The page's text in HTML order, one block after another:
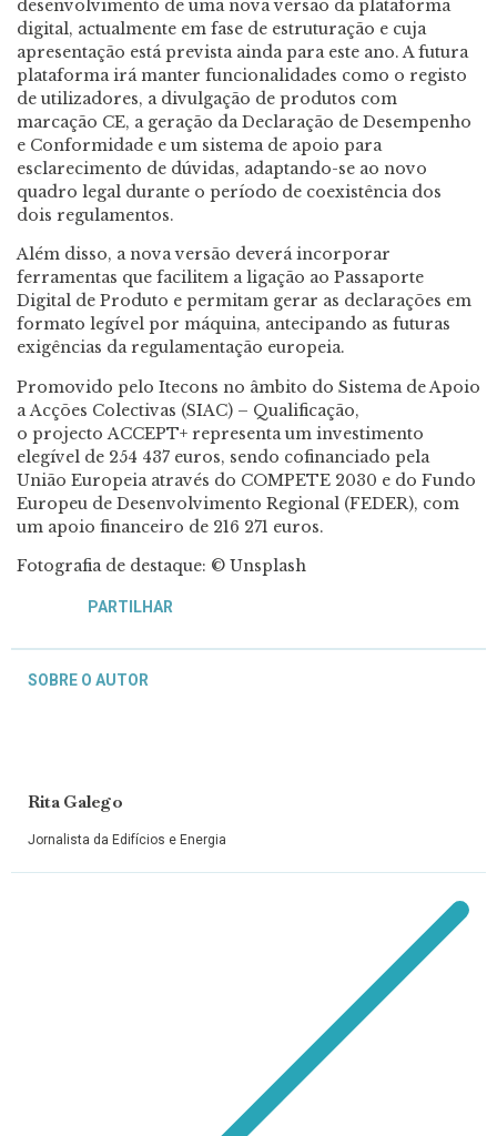
desenvolvimento de uma nova versão da plataforma
digital, actualmente em fase de estruturação e cuja
apresentação está prevista ainda para este ano. A futura
plataforma irá manter funcionalidades como o registo
de utilizadores, a divulgação de produtos com
marcação CE, a geração da Declaração de Desempenho
e Conformidade e um sistema de apoio para
esclarecimento de dúvidas, adaptando-se ao novo
quadro legal durante o período de coexistência dos
dois regulamentos.
Além disso, a nova versão deverá incorporar
ferramentas que facilitem a ligação ao Passaporte
Digital de Produto e permitam gerar as declarações em
formato legível por máquina, antecipando as futuras
exigências da regulamentação europeia.
Promovido pelo Itecons no âmbito do Sistema de Apoio
a Acções Colectivas (SIAC) – Qualificação,
o projecto ACCEPT+ representa um investimento
elegível de 254 437 euros, sendo cofinanciado pela
União Europeia através do COMPETE 2030 e do Fundo
Europeu de Desenvolvimento Regional (FEDER), com
um apoio financeiro de 216 271 euros.
Fotografia de destaque: © Unsplash
PARTILHAR
SOBRE O AUTOR
Rita Galego
Jornalista da Edifícios e Energia